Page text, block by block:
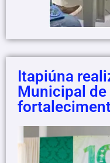
Itapiúna
Municipal de